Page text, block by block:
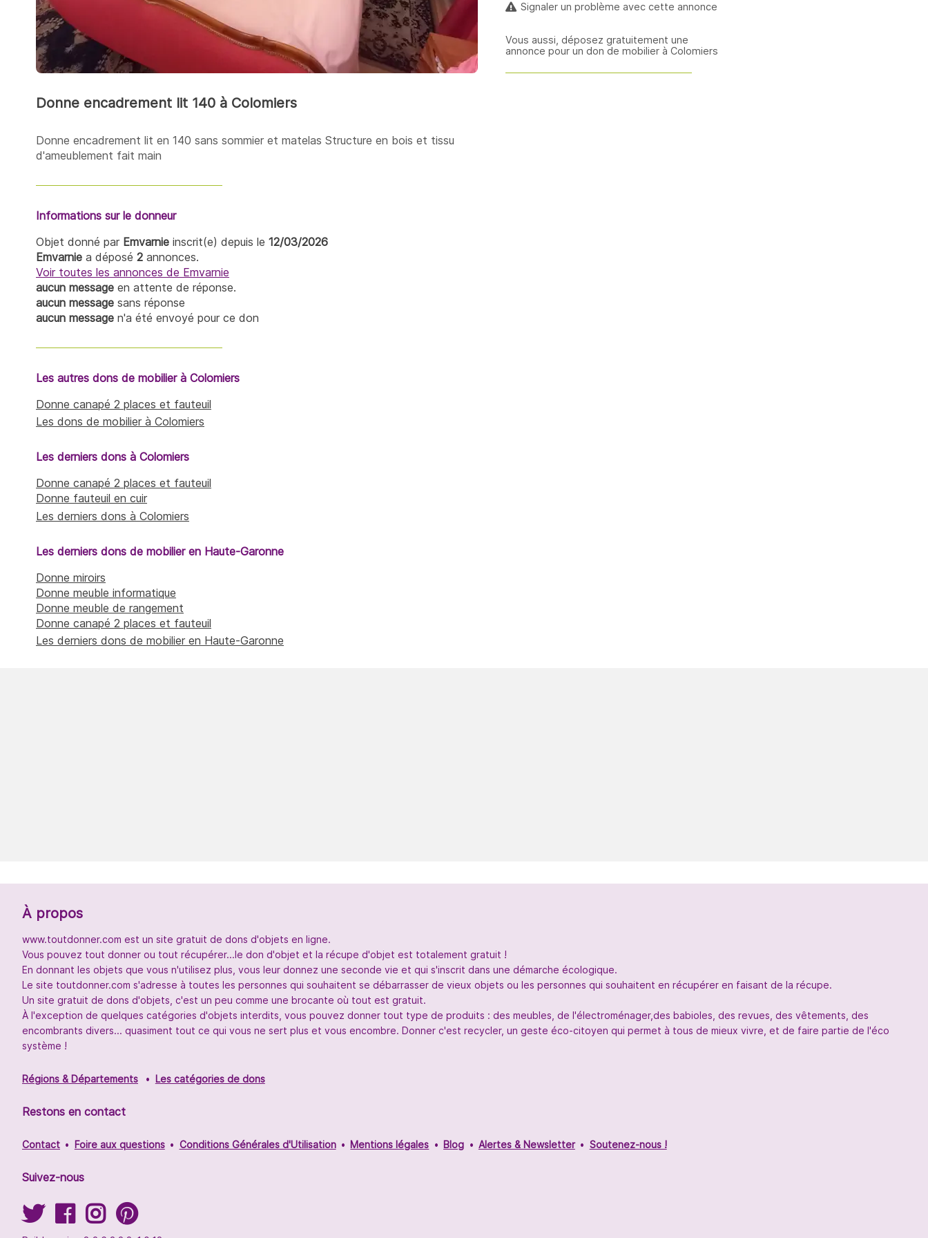
Donne encadrement lit 140 à Colomiers
Donne encadrement lit en 140 sans sommier et matelas Structure en bois et tissu
d'ameublement fait main
Signaler un problème avec cette annonce
Vous aussi, déposez gratuitement une
annonce pour un don de mobilier à Colomiers
Informations sur le donneur
Objet donné par Emvarnie inscrit(e) depuis le 12/03/2026
Emvarnie a déposé 2 annonces.
Voir toutes les annonces de Emvarnie
aucun message en attente de réponse.
aucun message sans réponse
aucun message n'a été envoyé pour ce don
Les autres dons de mobilier à Colomiers
Donne canapé 2 places et fauteuil
Les dons de mobilier à Colomiers
Les derniers dons à Colomiers
Donne canapé 2 places et fauteuil
Donne fauteuil en cuir
Les derniers dons à Colomiers
Les derniers dons de mobilier en Haute-Garonne
Donne miroirs
Donne meuble informatique
Donne meuble de rangement
Donne canapé 2 places et fauteuil
Les derniers dons de mobilier en Haute-Garonne
À propos
www.toutdonner.com est un site gratuit de dons d'objets en ligne.
Vous pouvez tout donner ou tout récupérer...le don d'objet et la récupe d'objet est totalement gratuit !
En donnant les objets que vous n'utilisez plus, vous leur donnez une seconde vie et qui s'inscrit dans une démarche écologique.
Le site toutdonner.com s'adresse à toutes les personnes qui souhaitent se débarrasser de vieux objets ou les personnes qui souhaitent en récupérer en faisant de la récupe.
Un site gratuit de dons d'objets, c'est un peu comme une brocante où tout est gratuit.
À l'exception de quelques catégories d'objets interdits, vous pouvez donner tout type de produits : des meubles, de l'électroménager,des babioles, des revues, des vêtements, des
encombrants divers... quasiment tout ce qui vous ne sert plus et vous encombre. Donner c'est recycler, un geste éco-citoyen qui permet à tous de mieux vivre, et de faire partie de l'éco
système !
Régions & Départements Les catégories de dons
Restons en contact
Contact Foire aux questions Conditions Générales d'Utilisation Mentions légales Blog Alertes & Newsletter Soutenez-nous !
Suivez-nous